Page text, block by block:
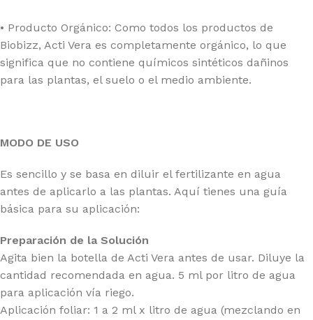
• Producto Orgánico: Como todos los productos de
Biobizz, Acti Vera es completamente orgánico, lo que
significa que no contiene químicos sintéticos dañinos
para las plantas, el suelo o el medio ambiente.
MODO DE USO
Es sencillo y se basa en diluir el fertilizante en agua
antes de aplicarlo a las plantas. Aquí tienes una guía
básica para su aplicación:
Preparación de la Solución
Agita bien la botella de Acti Vera antes de usar. Diluye la
cantidad recomendada en agua. 5 ml por litro de agua
para aplicación vía riego.
Aplicación foliar: 1 a 2 ml x litro de agua (mezclando en